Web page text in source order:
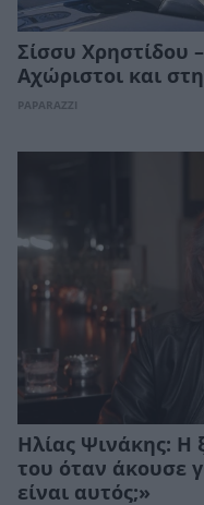
Σίσσυ Χρηστίδου
Αχώριστοι και
PAPARAZZI
Ηλίας Ψινάκης: Η
του όταν άκουσε
είναι αυτός;»